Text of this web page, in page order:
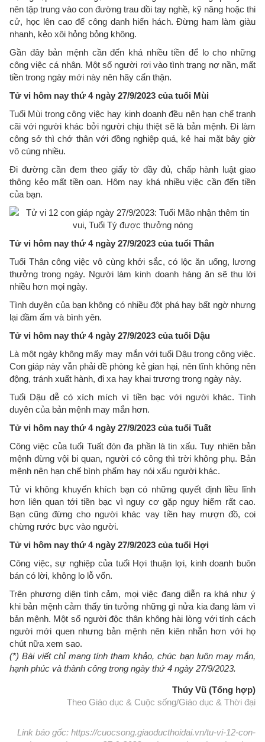
nên tập trung vào con đường trau dồi tay nghề, kỹ năng hoặc thi
cử, học lên cao để công danh hiển hách. Đừng ham làm giàu
nhanh, kẻo xôi hỏng bỏng không.
Gần đây bản mệnh cần đến khá nhiều tiền để lo cho những
công việc cá nhân. Một số người rơi vào tình trạng nợ nần, mất
tiền trong ngày mới này nên hãy cẩn thận.
Tử vi hôm nay thứ 4 ngày 27/9/2023 của tuổi Mùi
Tuổi Mùi trong công việc hay kinh doanh đều nên hạn chế tranh
cãi với người khác bởi người chịu thiệt sẽ là bản mệnh. Đi làm
công sở thì chớ thân với đồng nghiệp quá, kẻ hai mặt bây giờ
vô cùng nhiều.
Đi đường cần đem theo giấy tờ đầy đủ, chấp hành luật giao
thông kẻo mất tiền oan. Hôm nay khá nhiều việc cần đến tiền
của bạn.
Tử vi hôm nay thứ 4 ngày 27/9/2023 của tuổi Thân
Tuổi Thân công việc vô cùng khởi sắc, có lộc ăn uống, lương
thưởng trong ngày. Người làm kinh doanh hàng ăn sẽ thu lời
nhiều hơn mọi ngày.
Tình duyên của bạn không có nhiều đột phá hay bất ngờ nhưng
lại đầm ấm và bình yên.
Tử vi hôm nay thứ 4 ngày 27/9/2023 của tuổi Dậu
Là một ngày không mấy may mắn với tuổi Dậu trong công việc.
Con giáp này vẫn phải đề phòng kẻ gian hại, nên tĩnh không nên
động, tránh xuất hành, đi xa hay khai trương trong ngày này.
Tuổi Dậu dễ có xích mích vì tiền bạc với người khác. Tình
duyên của bản mệnh may mắn hơn.
Tử vi hôm nay thứ 4 ngày 27/9/2023 của tuổi Tuất
Công việc của tuổi Tuất đón đa phần là tin xấu. Tuy nhiên bản
mệnh đừng vội bi quan, người có công thì trời không phụ. Bản
mệnh nên hạn chế bình phẩm hay nói xấu người khác.
Tử vi không khuyến khích bạn có những quyết định liều lĩnh
hơn liên quan tới tiền bạc vì nguy cơ gặp nguy hiểm rất cao.
Bạn cũng đừng cho người khác vay tiền hay mượn đồ, coi
chừng rước bực vào người.
Tử vi hôm nay thứ 4 ngày 27/9/2023 của tuổi Hợi
Công việc, sự nghiệp của tuổi Hợi thuận lợi, kinh doanh buôn
bán có lời, không lo lỗ vốn.
Trên phương diện tình cảm, mọi việc đang diễn ra khá như ý
khi bản mệnh cảm thấy tin tưởng những gì nửa kia đang làm vì
bản mệnh. Một số người độc thân không hài lòng với tính cách
người mới quen nhưng bản mệnh nên kiên nhẫn hơn với họ
chút nữa xem sao.
(*) Bài viết chỉ mang tính tham khảo, chúc bạn luôn may mắn,
hạnh phúc và thành công trong ngày thứ 4 ngày 27/9/2023.
Thúy Vũ (Tổng hợp)
Theo Giáo dục & Cuộc sống/Giáo dục & Thời đại
Link báo gốc: https://cuocsong.giaoducthoidai.vn/tu-vi-12-con-